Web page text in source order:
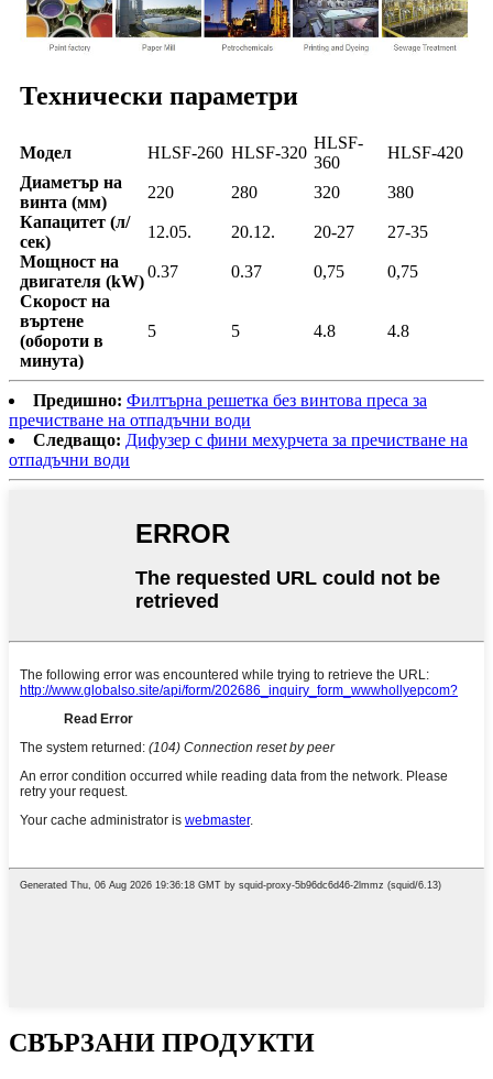
Технически параметри
Модел HLSF-260 HLSF-320
HLSF-
360
HLSF-420
Диаметър на
винта (мм)
220 280 320
380
Капацитет (л/
сек)
12.05. 20.12. 20-27
27-35
Мощност на
двигателя (kW)
0.37 0.37 0,75
0,75
Скорост на
въртене
(обороти в
минута)
5 5 4.8 4.8
Предишно: Филтърна решетка без винтова преса за
пречистване на отпадъчни води
Следващо: Дифузер с фини мехурчета за пречистване на
отпадъчни води
СВЪРЗАНИ ПРОДУКТИ